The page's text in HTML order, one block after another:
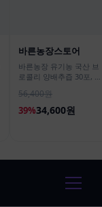
바른농장스토어
바른농장 유기농 국산 브
로콜리 양배추즙 30포, 1
56,400원
39%34,600원